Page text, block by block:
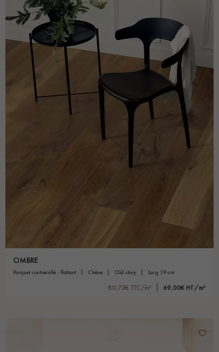
OMBRE
parquet contrecollé - flottant chêne old story larg 19 cm
80,73€ TTC/m² 69,00€ HT/m²